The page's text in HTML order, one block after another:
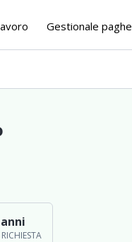
Gestionale paghe